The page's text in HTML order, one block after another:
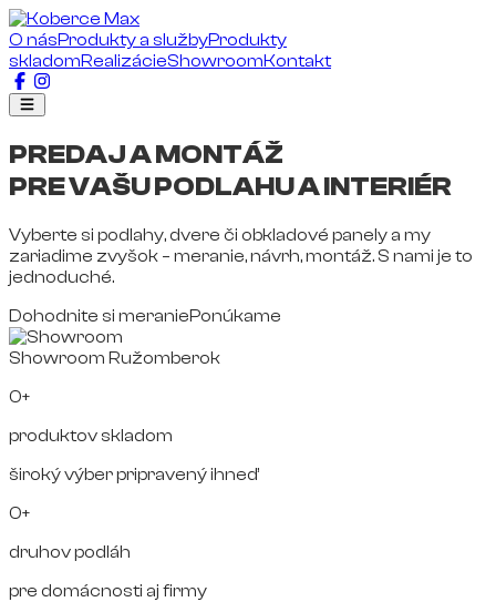
O násProdukty a službyProdukty
skladomRealizácieShowroomKontakt
PREDAJ A MONTÁŽ
PRE VAŠU PODLAHU A INTERIÉR
Vyberte si podlahy, dvere či obkladové panely a my
zariadime zvyšok – meranie, návrh, montáž. S nami je to
jednoduché.
Dohodnite si meraniePonúkame
Showroom Ružomberok
0+
produktov skladom
široký výber pripravený ihneď
0+
druhov podláh
pre domácnosti aj firmy